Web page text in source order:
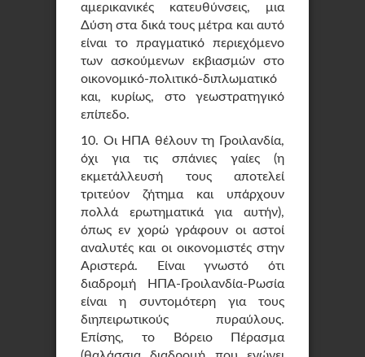
αμερικανικές κατευθύνσεις, μια
Δύση στα δικά τους μέτρα και αυτό
είναι το πραγματικό περιεχόμενο
των ασκούμενων εκβιασμών στο
οικονομικό-πολιτικό-διπλωματικό
και, κυρίως, στο γεωστρατηγικό
επίπεδο.
10. Οι ΗΠΑ θέλουν τη Γροιλανδία,
όχι για τις σπάνιες γαίες (η
εκμετάλλευσή τους αποτελεί
τριτεύον ζήτημα και υπάρχουν
πολλά ερωτηματικά για αυτήν),
όπως εν χορώ γράφουν οι αστοί
αναλυτές και οι οικονομιστές στην
Αριστερά. Είναι γνωστό ότι
διαδρομή ΗΠΑ-Γροιλανδία-Ρωσία
είναι η συντομότερη για τους
διηπειρωτικούς πυραύλους.
Επίσης, το Βόρειο Πέρασμα